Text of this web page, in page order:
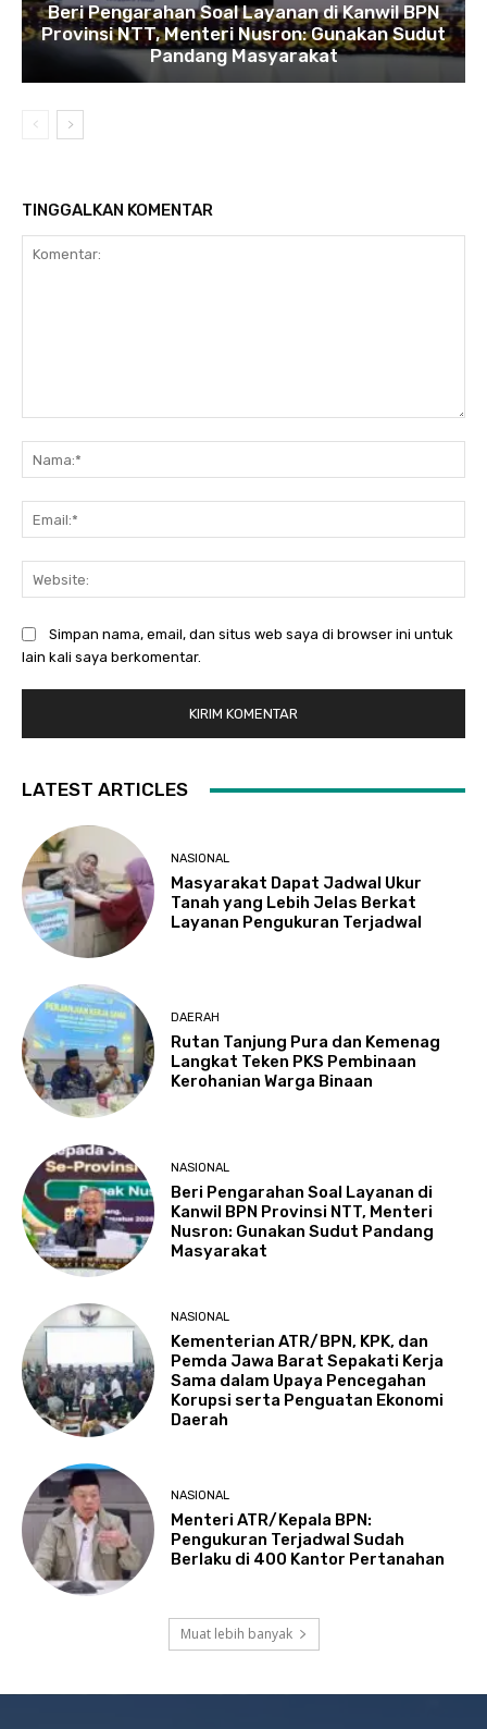
Beri Pengarahan Soal Layanan di Kanwil BPN
Provinsi NTT, Menteri Nusron: Gunakan Sudut
Pandang Masyarakat
TINGGALKAN KOMENTAR
Simpan nama, email, dan situs web saya di browser ini untuk
lain kali saya berkomentar.
LATEST ARTICLES
NASIONAL
Masyarakat Dapat Jadwal Ukur
Tanah yang Lebih Jelas Berkat
Layanan Pengukuran Terjadwal
DAERAH
Rutan Tanjung Pura dan Kemenag
Langkat Teken PKS Pembinaan
Kerohanian Warga Binaan
NASIONAL
Beri Pengarahan Soal Layanan di
Kanwil BPN Provinsi NTT, Menteri
Nusron: Gunakan Sudut Pandang
Masyarakat
NASIONAL
Kementerian ATR/BPN, KPK, dan
Pemda Jawa Barat Sepakati Kerja
Sama dalam Upaya Pencegahan
Korupsi serta Penguatan Ekonomi
Daerah
NASIONAL
Menteri ATR/Kepala BPN:
Pengukuran Terjadwal Sudah
Berlaku di 400 Kantor Pertanahan
Muat lebih banyak